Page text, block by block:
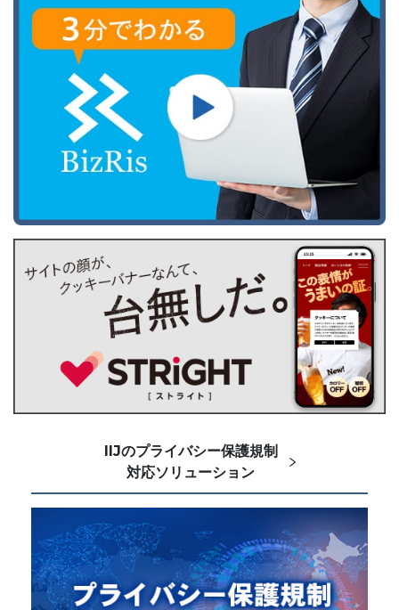
IIJのプライバシー保護規制
対応ソリューション